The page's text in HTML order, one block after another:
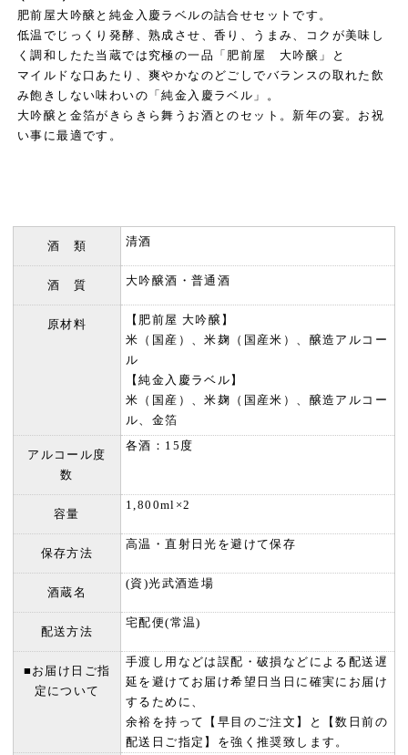
肥前屋大吟醸と純金入慶ラベルの詰合せセットです。
低温でじっくり発酵、熟成させ、香り、うまみ、コクが美味し
く調和したた当蔵では究極の一品「肥前屋 大吟醸」と
マイルドな口あたり、爽やかなのどごしでバランスの取れた飲
み飽きしない味わいの「純金入慶ラベル」。
大吟醸と金箔がきらきら舞うお酒とのセット。新年の宴。お祝
い事に最適です。
酒 類 清酒
酒 質 大吟醸酒・普通酒
原材料
【肥前屋 大吟醸】
米（国産）、米麹（国産米）、醸造アルコー
ル
【純金入慶ラベル】
米（国産）、米麹（国産米）、醸造アルコー
ル、金箔
アルコール度
数
各酒：15度
容量
1,800ml×2
保存方法
高温・直射日光を避けて保存
酒蔵名
(資)光武酒造場
配送方法
宅配便(常温)
■お届け日ご指
定について
手渡し用などは誤配・破損などによる配送遅
延を避けてお届け希望日当日に確実にお届け
するために、
余裕を持って【早目のご注文】と【数日前の
配送日ご指定】を強く推奨致します。